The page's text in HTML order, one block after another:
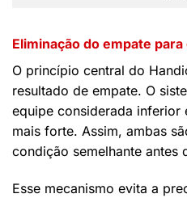
Eliminação do empate
O princípio central do
resultado de empate. O
equipe considerada inferior
mais forte. Assim, ambas
condição semelhante antes
Esse mecanismo evita a